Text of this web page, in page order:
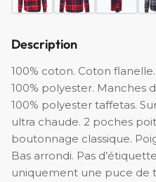
Description
100% coton. Coton
100% polyester. Manches
100% polyester taffetas.
ultra chaude. 2 poches
boutonnage classique.
Bas arrondi. Pas
uniquement une puce de